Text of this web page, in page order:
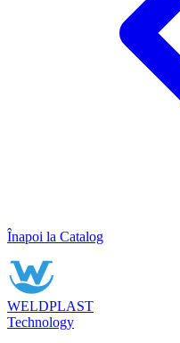
Înapoi la Catalog
WELDPLAST
Technology